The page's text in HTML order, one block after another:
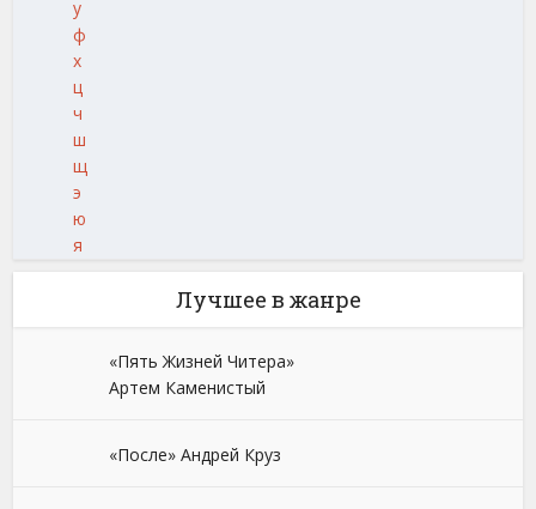
у
ф
х
ц
ч
ш
щ
э
ю
я
Лучшее в жанре
«Пять Жизней Читера»
Артем Каменистый
«После» Андрей Круз